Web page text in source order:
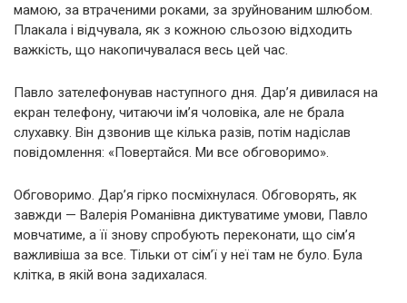
мамою, за втраченими роками, за зруйнованим шлюбом.
Плакала і відчувала, як з кожною сльозою відходить
важкість, що накопичувалася весь цей час.
Павло зателефонував наступного дня. Дар’я дивилася на
екран телефону, читаючи ім’я чоловіка, але не брала
слухавку. Він дзвонив ще кілька разів, потім надіслав
повідомлення: «Повертайся. Ми все обговоримо».
Обговоримо. Дар’я гірко посміхнулася. Обговорять, як
завжди — Валерія Романівна диктуватиме умови, Павло
мовчатиме, а її знову спробують переконати, що сім’я
важливіша за все. Тільки от сім’ї у неї там не було. Була
клітка, в якій вона задихалася.